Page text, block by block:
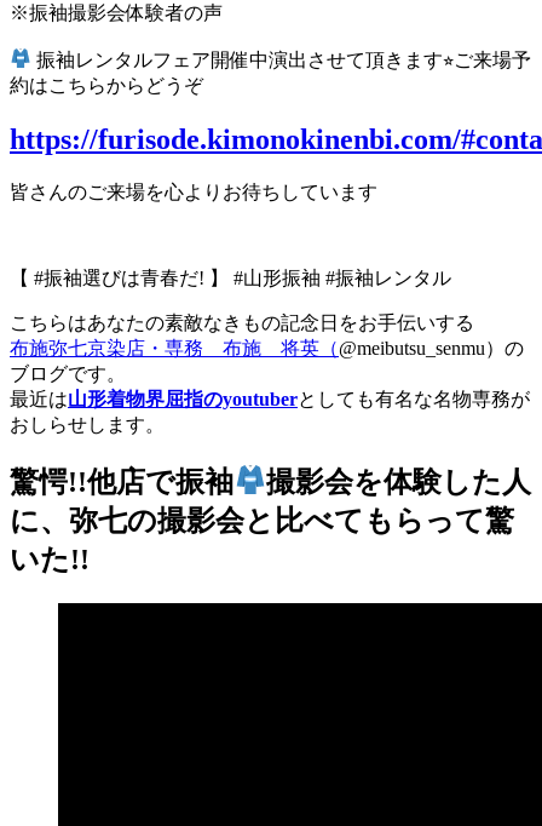
※振袖撮影会体験者の声
振袖レンタルフェア開催中演出させて頂きます⭐︎ご来場予
約はこちらからどうぞ
https://furisode.kimonokinenbi.com/
皆さんのご来場を心よりお待ちしています
【 #振袖選びは青春だ! 】 #山形振袖 #振袖レンタル
こちらはあなたの素敵なきもの記念日をお手伝いする
布施弥七京染店・専務 布施 将英（@meibutsu_senmu）の
ブログです。
最近は山形着物界屈指のyoutuberとしても有名な名物専務が
おしらせします。
驚愕!!他店で振袖
撮影会を体験した人
に、弥七の撮影会と比べてもらって驚
いた!!